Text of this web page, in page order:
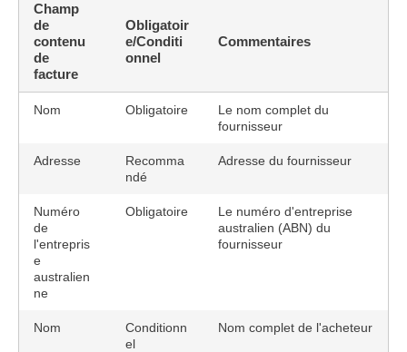
Champ
de
contenu
de
facture
Obligatoir
e/Conditi
onnel
Commentaires
Nom Obligatoire
Le nom complet du
fournisseur
Adresse
Recomma
ndé
Adresse du fournisseur
Numéro
de
l'entrepris
e
australien
ne
Obligatoire
Le numéro d'entreprise
australien (ABN) du
fournisseur
Nom
Conditionn
el
Nom complet de l'acheteur